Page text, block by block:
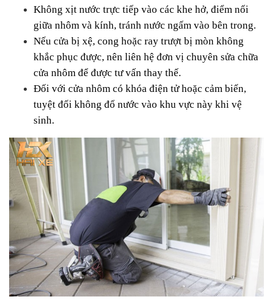
Không xịt nước trực tiếp vào các khe hở, điểm nối
giữa nhôm và kính, tránh nước ngấm vào bên trong.
Nếu cửa bị xệ, cong hoặc ray trượt bị mòn không
khắc phục được, nên liên hệ đơn vị chuyên sửa chữa
cửa nhôm để được tư vấn thay thế.
Đối với cửa nhôm có khóa điện tử hoặc cảm biến,
tuyệt đối không đổ nước vào khu vực này khi vệ
sinh.